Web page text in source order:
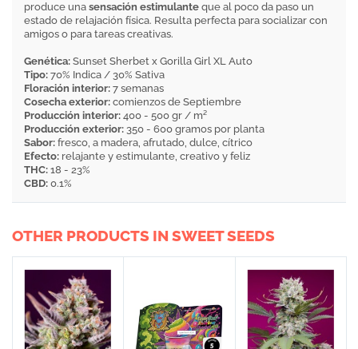
produce una sensación estimulante que al poco da paso un
estado de relajación física. Resulta perfecta para socializar con
amigos o para tareas creativas.
Genética: Sunset Sherbet x Gorilla Girl XL Auto
Tipo: 70% Indica / 30% Sativa
Floración interior: 7 semanas
Cosecha exterior: comienzos de Septiembre
Producción interior: 400 - 500 gr / m²
Producción exterior: 350 - 600 gramos por planta
Sabor: fresco, a madera, afrutado, dulce, cítrico
Efecto: relajante y estimulante, creativo y feliz
THC: 18 - 23%
CBD: 0.1%
OTHER PRODUCTS IN SWEET SEEDS